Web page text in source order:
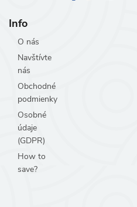
Info
O nás
Navštívte
nás
Obchodné
podmienky
Osobné
údaje
(GDPR)
How to
save?